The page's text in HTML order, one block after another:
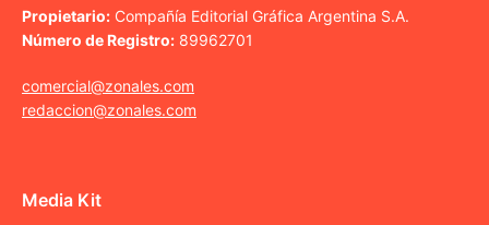
Propietario: Compañía Editorial Gráfica Argentina S.A.
Número de Registro: 89962701
comercial@zonales.com
redaccion@zonales.com
Media Kit